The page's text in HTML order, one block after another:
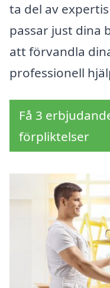
ta del av
passar just dina
att förvandla
professionell
Få 3
förpliktelser